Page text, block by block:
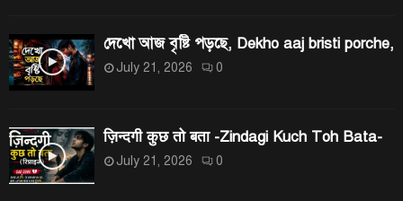
দেখো আজ বৃষ্টি পড়ছে, Dekho aaj bristi porche,
July 21, 2026 0
ज़िन्दगी कुछ तो बता -Zindagi Kuch Toh Bata-
July 21, 2026 0